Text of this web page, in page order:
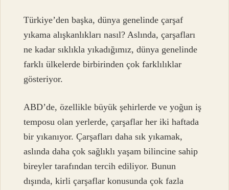
Türkiye’den başka, dünya genelinde çarşaf
yıkama alışkanlıkları nasıl? Aslında, çarşafları
ne kadar sıklıkla yıkadığımız, dünya genelinde
farklı ülkelerde birbirinden çok farklılıklar
gösteriyor.
ABD’de, özellikle büyük şehirlerde ve yoğun iş
temposu olan yerlerde, çarşaflar her iki haftada
bir yıkanıyor. Çarşafları daha sık yıkamak,
aslında daha çok sağlıklı yaşam bilincine sahip
bireyler tarafından tercih ediliyor. Bunun
dışında, kirli çarşaflar konusunda çok fazla